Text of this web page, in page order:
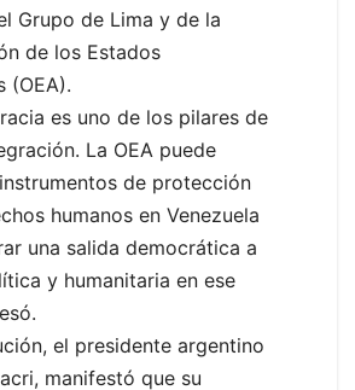
Grupo de Lima y de la
de los Estados
(OEA).
es uno de los pilares de
La OEA puede
de protección
humanos en Venezuela
una salida democrática a
y humanitaria en ese
el presidente argentino
manifestó que su